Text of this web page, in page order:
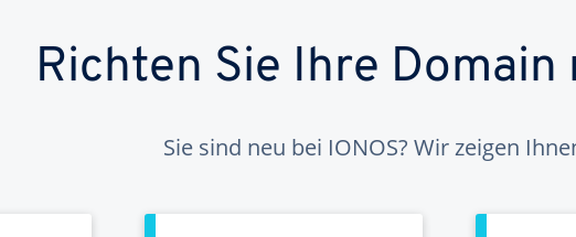
Richten Sie Ihre Domain
Sie sind neu bei IONOS? Wir zeigen